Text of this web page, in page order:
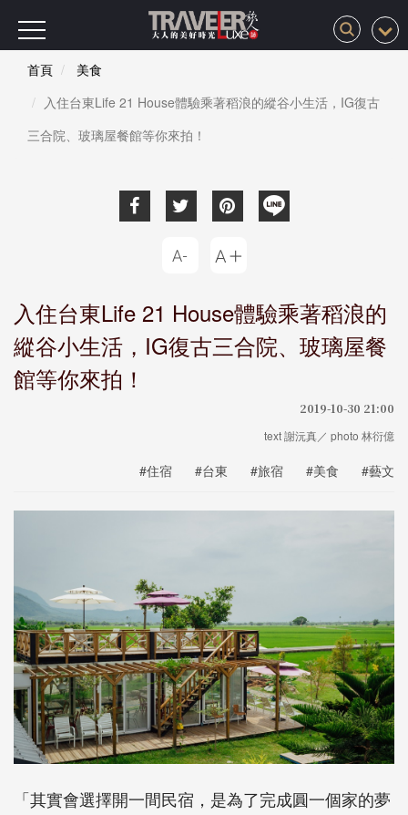
首頁
美食
入住台東Life 21 House體驗乘著稻浪的縱谷小生活，IG復古
三合院、玻璃屋餐館等你來拍！
入住台東Life 21 House體驗乘著稻浪的
縱谷小生活，IG復古三合院、玻璃屋餐
館等你來拍！
2019-10-30 21:00
text 謝沅真／ photo 林衍億
#住宿 #台東 #旅宿 #美食 #藝文
「其實會選擇開一間民宿，是為了完成圓一個家的夢